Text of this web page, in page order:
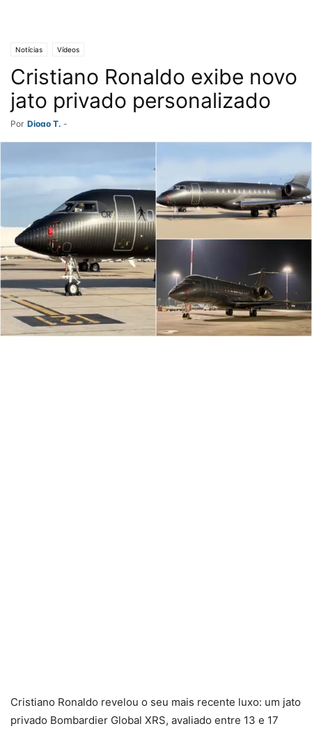
Notícias Vídeos
Cristiano Ronaldo exibe novo
jato privado personalizado
Por Diogo T. -
Cristiano Ronaldo revelou o seu mais recente luxo: um jato
privado Bombardier Global XRS, avaliado entre 13 e 17